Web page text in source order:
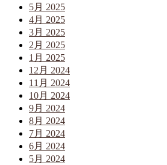
5月 2025
4月 2025
3月 2025
2月 2025
1月 2025
12月 2024
11月 2024
10月 2024
9月 2024
8月 2024
7月 2024
6月 2024
5月 2024